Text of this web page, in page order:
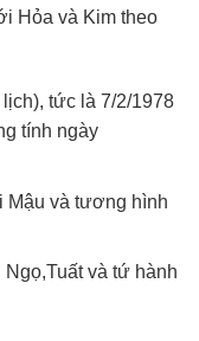
Hỏa và Kim theo
tức là 7/2/1978
tính ngày
Mậu và tương hình
và tứ hành